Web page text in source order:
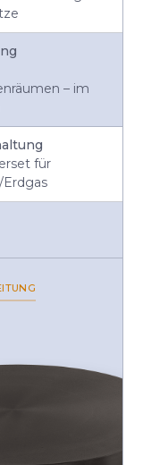
– im
für